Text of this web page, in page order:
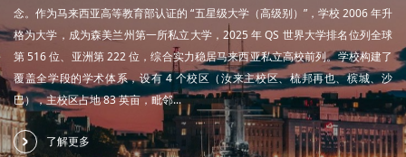
念。作为马来西亚高等教育部认证的 “五星级大学（高级别）”，学校 2006 年升
格为大学，成为森美兰州第一所私立大学，2025 年 QS 世界大学排名位列全球
第 516 位、亚洲第 222 位，综合实力稳居马来西亚私立高校前列。学校构建了
覆盖全学段的学术体系，设有 4 个校区（汝来主校区、梳邦再也、槟城、沙
巴），主校区占地 83 英亩，毗邻...
了解更多